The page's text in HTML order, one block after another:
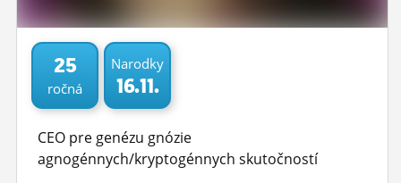
ĽUDIA
MÔJ PROFIL
NASTAVENIA
ROLETA
25
ročná
Narodky
16.11.
CEO pre genézu gnózie
agnogénnych/kryptogénnych skutočností